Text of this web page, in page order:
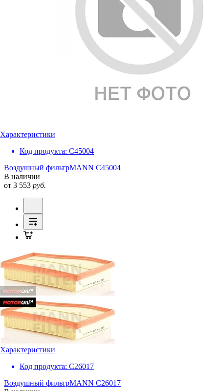
Характеристики
Код продукта: C45004
Воздушный фильтрMANN C45004
В наличии
от 3 553 руб.
Характеристики
Код продукта: C26017
Воздушный фильтрMANN C26017